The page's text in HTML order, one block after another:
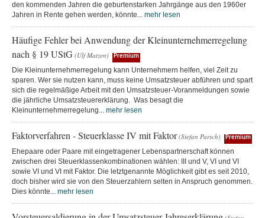
den kommenden Jahren die geburtenstarken Jahrgänge aus den 1960er
Jahren in Rente gehen werden, könnte... mehr lesen
Häufige Fehler bei Anwendung der Kleinunternehmerregelung
nach § 19 UStG (Ulf Matzen) Premium
Die Kleinunternehmerregelung kann Unternehmern helfen, viel Zeit zu
sparen. Wer sie nutzen kann, muss keine Umsatzsteuer abführen und spart
sich die regelmäßige Arbeit mit den Umsatzsteuer-Voranmeldungen sowie
die jährliche Umsatzsteuererklärung. Was besagt die
Kleinunternehmerregelung... mehr lesen
Faktorverfahren - Steuerklasse IV mit Faktor (Stefan Parsch) Premium
Ehepaare oder Paare mit eingetragener Lebenspartnerschaft können
zwischen drei Steuerklassenkombinationen wählen: III und V, VI und VI
sowie VI und VI mit Faktor. Die letztgenannte Möglichkeit gibt es seit 2010,
doch bisher wird sie von den Steuerzahlern selten in Anspruch genommen.
Dies könnte... mehr lesen